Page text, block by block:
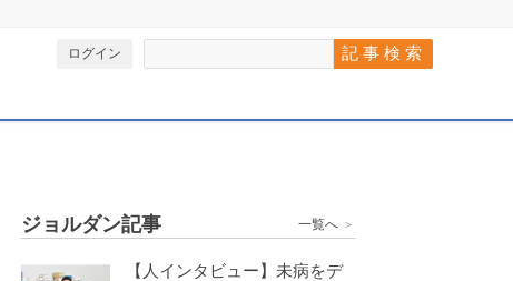
ログイン
ジョルダン記事 一覧へ ＞
【人インタビュー】未病をデ